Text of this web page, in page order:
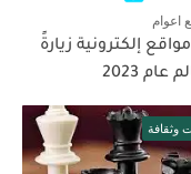
اعوام
أكثر 10 مواقع إلكترونية زيارةً
2023
وثقافة